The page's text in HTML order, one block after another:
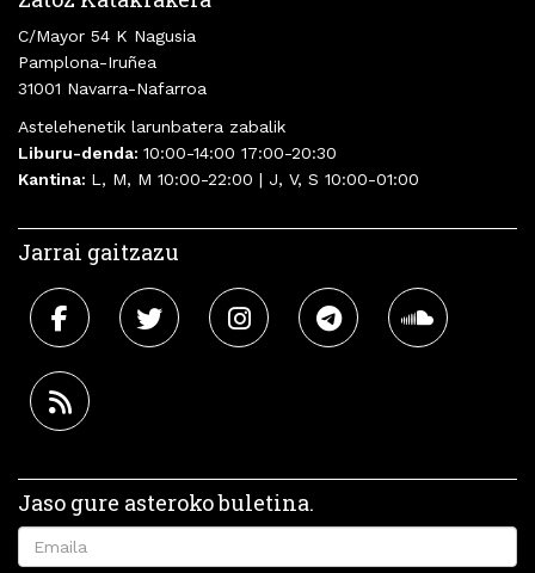
C/Mayor 54 K Nagusia
Pamplona-Iruñea
31001 Navarra-Nafarroa
Astelehenetik larunbatera zabalik
Liburu-denda: 10:00-14:00 17:00-20:30
Kantina: L, M, M 10:00-22:00 | J, V, S 10:00-01:00
Jarrai gaitzazu
Jaso gure asteroko buletina.